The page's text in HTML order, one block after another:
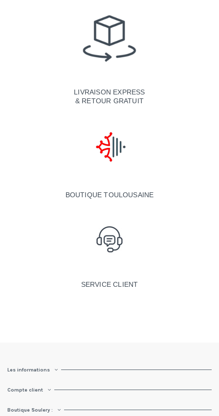
LIVRAISON EXPRESS
& RETOUR GRATUIT
BOUTIQUE TOULOUSAINE
SERVICE CLIENT
Les informations
Compte client
Boutique Soulery :